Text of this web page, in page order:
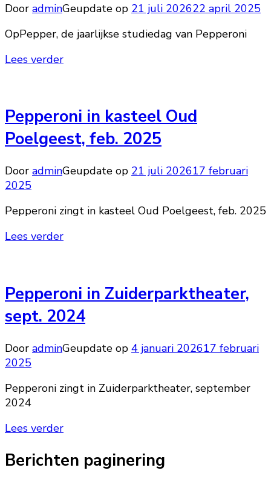
Door adminGeupdate op 21 juli 202622 april 2025
OpPepper, de jaarlijkse studiedag van Pepperoni
Lees verder
Pepperoni in kasteel Oud
Poelgeest, feb. 2025
Door adminGeupdate op 21 juli 202617 februari
2025
Pepperoni zingt in kasteel Oud Poelgeest, feb. 2025
Lees verder
Pepperoni in Zuiderparktheater,
sept. 2024
Door adminGeupdate op 4 januari 202617 februari
2025
Pepperoni zingt in Zuiderparktheater, september
2024
Lees verder
Berichten paginering